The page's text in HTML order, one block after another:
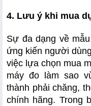
4. Lưu ý khi mua
Sự đa dạng về
ứng kiến người
việc lựa chọn mua
máy đo làm sao
thành phải chăng,
chính hãng. Trong